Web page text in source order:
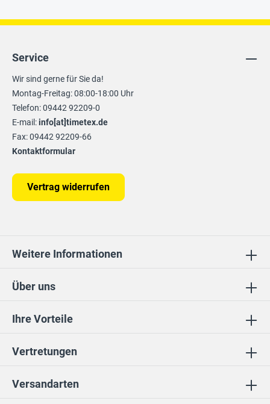
Ihre Vorteile
Vertretungen
Über uns
Service
Wir sind gerne für Sie da!
Montag-Freitag: 08:00-18:00 Uhr
Telefon: 09442 92209-0
E-mail:info[at]timetex.de
Fax: 09442 92209-66
Kontaktformular
Vertrag widerrufen
Weitere Informationen
Versandarten